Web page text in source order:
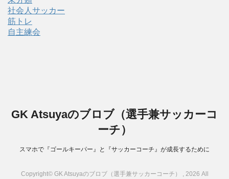
社会人サッカー
筋トレ
自主練会
GK Atsuyaのブロブ（選手兼サッカーコ
ーチ）
スマホで『ゴールキーパー』と『サッカーコーチ』が成長するために
Copyright© GK Atsuyaのブロブ（選手兼サッカーコーチ） , 2026 All